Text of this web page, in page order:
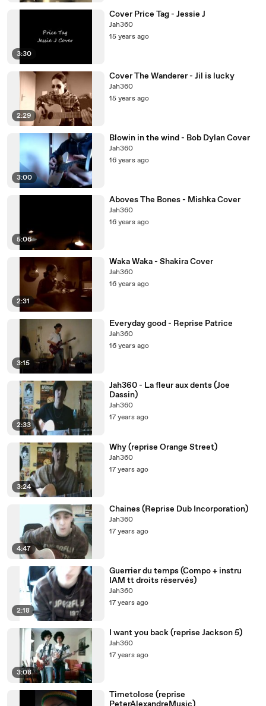
3:30
Cover Price Tag - Jessie J
Jah360
15 years ago
2:29
Cover The Wanderer - Jil is lucky
Jah360
15 years ago
3:00
Blowin in the wind - Bob Dylan Cover
Jah360
16 years ago
5:06
Aboves The Bones - Mishka Cover
Jah360
16 years ago
2:31
Waka Waka - Shakira Cover
Jah360
16 years ago
3:15
Everyday good - Reprise Patrice
Jah360
16 years ago
2:33
Jah360 - La fleur aux dents (Joe
Dassin)
Jah360
17 years ago
3:24
Why (reprise Orange Street)
Jah360
17 years ago
4:47
Chaines (Reprise Dub Incorporation)
Jah360
17 years ago
2:18
Guerrier du temps (Compo + instru
IAM tt droits réservés)
Jah360
17 years ago
3:08
I want you back (reprise Jackson 5)
Jah360
17 years ago
Timetolose (reprise